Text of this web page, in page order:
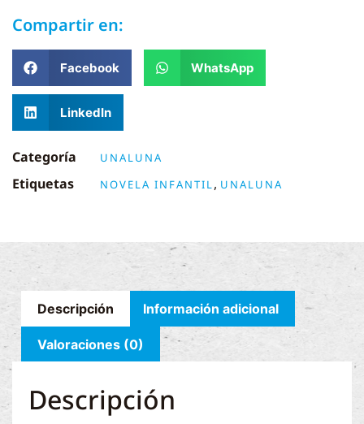
Compartir en:
Facebook WhatsApp
LinkedIn
Categoría UNALUNA
Etiquetas NOVELA INFANTIL, UNALUNA
Descripción Información adicional
Valoraciones (0)
Descripción